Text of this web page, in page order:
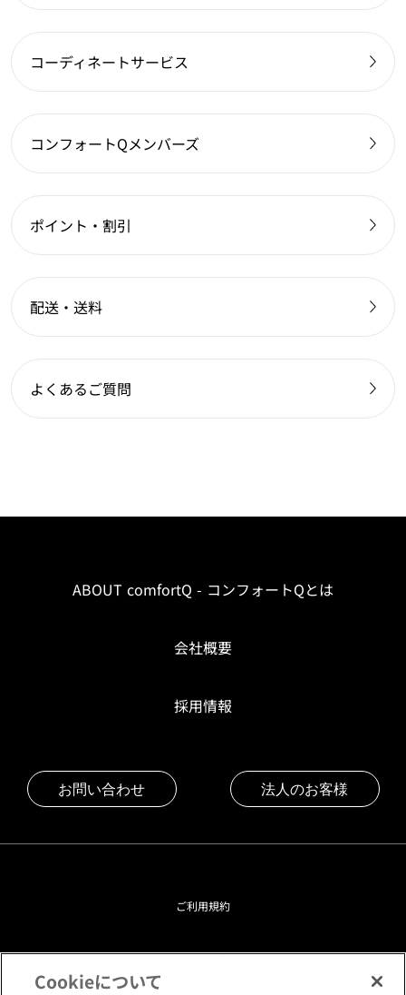
コーディネートサービス
コンフォートQメンバーズ
ポイント・割引
配送・送料
よくあるご質問
ABOUT comfortQ - コンフォートQとは
会社概要
採用情報
お問い合わせ 法人のお客様
ご利用規約
プライバシーポリシー
Cookieについて